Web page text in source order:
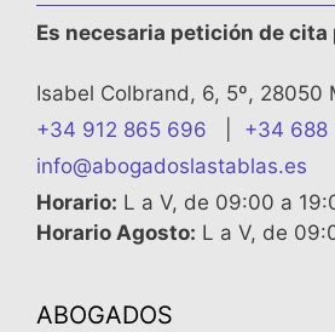
Es necesaria petición de cita
Isabel Colbrand, 6, 5º, 28050
+34 912 865 696
+34 688
info@abogadoslastablas.es
Horario: L a V, de 09:00 a
Horario Agosto: L a V, de
ABOGADOS